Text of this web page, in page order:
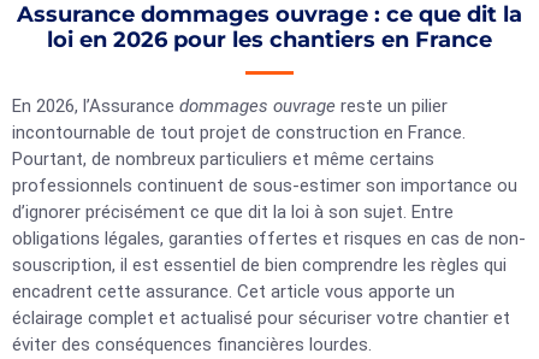
Assurance dommages ouvrage : ce que dit la
loi en 2026 pour les chantiers en France
En 2026, l’Assurance dommages ouvrage reste un pilier
incontournable de tout projet de construction en France.
Pourtant, de nombreux particuliers et même certains
professionnels continuent de sous-estimer son importance ou
d’ignorer précisément ce que dit la loi à son sujet. Entre
obligations légales, garanties offertes et risques en cas de non-
souscription, il est essentiel de bien comprendre les règles qui
encadrent cette assurance. Cet article vous apporte un
éclairage complet et actualisé pour sécuriser votre chantier et
éviter des conséquences financières lourdes.